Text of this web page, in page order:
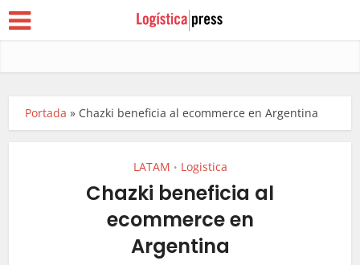
Portada » Chazki beneficia al ecommerce en Argentina
LATAM • Logistica
Chazki beneficia al
ecommerce en
Argentina